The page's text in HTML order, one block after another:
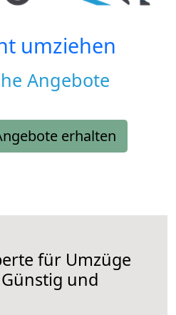
umziehen
Angebote
erhalten
für Umzüge
Günstig und